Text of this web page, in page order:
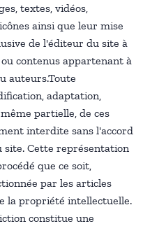
textes, vidéos,
ainsi que leur mise
de l'éditeur du site à
contenus appartenant à
auteurs.Toute
adaptation,
partielle, de ces
interdite sans l'accord
Cette représentation
que ce soit,
par les articles
la propriété intellectuelle.
constitue une